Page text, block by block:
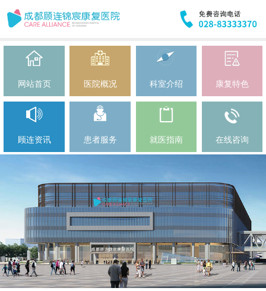
网站首页 医院概况 科室介绍 康复特色
顾连资讯 患者服务 就医指南 在线咨询